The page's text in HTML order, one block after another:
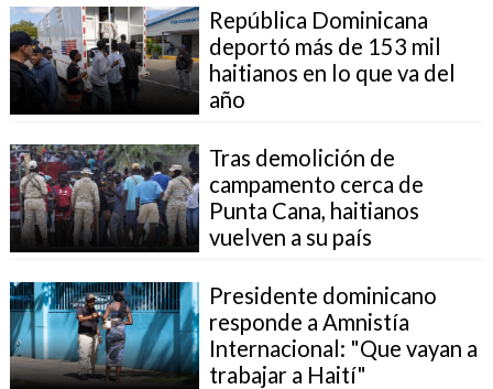
República Dominicana
deportó más de 153 mil
haitianos en lo que va del
año
Tras demolición de
campamento cerca de
Punta Cana, haitianos
vuelven a su país
Presidente dominicano
responde a Amnistía
Internacional: "Que vayan a
trabajar a Haití"